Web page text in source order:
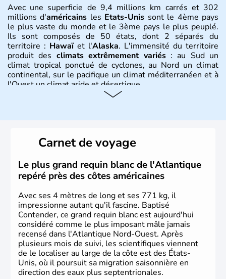
Avec une superficie de 9,4 millions km carrés et 302
millions d'américains les Etats-Unis sont le 4ème pays
le plus vaste du monde et le 3ème pays le plus peuplé.
Ils sont composés de 50 états, dont 2 séparés du
territoire : Hawaïet l'Alaska. L'immensité du territoire
produit des climats extrêmement variés: au Sud un
climat tropical ponctué de cyclones, au Nord un climat
continental, sur le pacifique un climat méditerranéen et à
l'Ouest un climat aride et désertique.
Plusieurs populations se sont succédées avant l'arrivée
des européens, suite à la découverte du continent par
Christophe Colomb en 1492. Les 13 colonies
britanniques proclament la Déclaration d'indépendance
en 1776 et adoptent leur première constitution en 1787.
La conquête de l'Ouest marque ensuite l'entrée dans une
phase de développement intense.
Carnet de voyage
Le plus grand requin blanc de l'Atlantique
repéré près des côtes américaines
Avec ses 4 mètres de long et ses 771 kg, il
impressionne autant qu'il fascine. Baptisé
Contender, ce grand requin blanc est aujourd'hui
considéré comme le plus imposant mâle jamais
recensé dans l'Atlantique Nord-Ouest. Après
plusieurs mois de suivi, les scientifiques viennent
de le localiser au large de la côte est des États-
Unis, où il poursuit sa migration saisonnière en
direction des eaux plus septentrionales.